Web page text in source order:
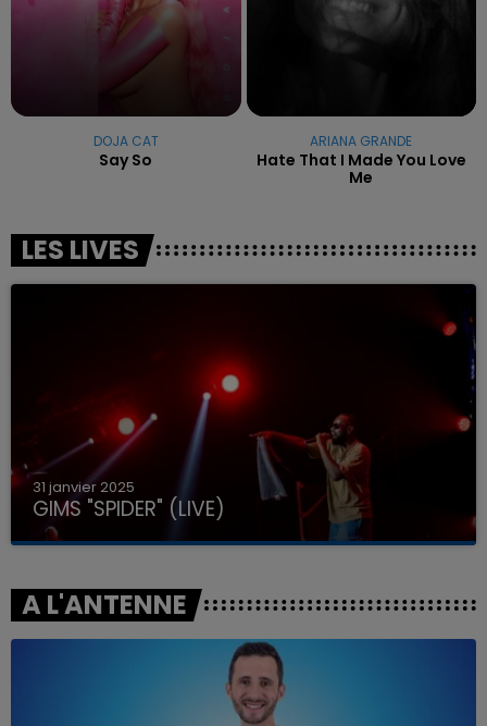
DOJA CAT
Say So
ARIANA GRANDE
Hate That I Made You Love
Me
LES LIVES
31 janvier 2025
GIMS "SPIDER" (LIVE)
A L'ANTENNE